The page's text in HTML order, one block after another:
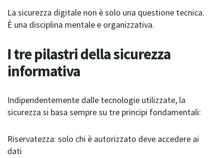
La sicurezza digitale non è solo una questione tecnica.
È una disciplina mentale e organizzativa.
I tre pilastri della sicurezza
informativa
Indipendentemente dalle tecnologie utilizzate, la
sicurezza si basa sempre su tre principi fondamentali:
Riservatezza: solo chi è autorizzato deve accedere ai
dati